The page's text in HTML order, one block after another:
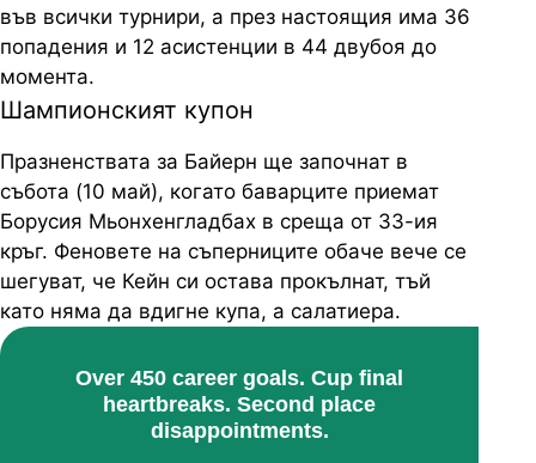
във всички турнири, а през настоящия има 36
попадения и 12 асистенции в 44 двубоя до
момента.
Шампионският купон
Празненствата за Байерн ще започнат в
събота (10 май), когато баварците приемат
Борусия Мьонхенгладбах в среща от 33-ия
кръг. Феновете на съперниците обаче вече се
шегуват, че Кейн си остава прокълнат, тъй
като няма да вдигне купа, а салатиера.
Over 450 career goals. Cup final
heartbreaks. Second place
disappointments.